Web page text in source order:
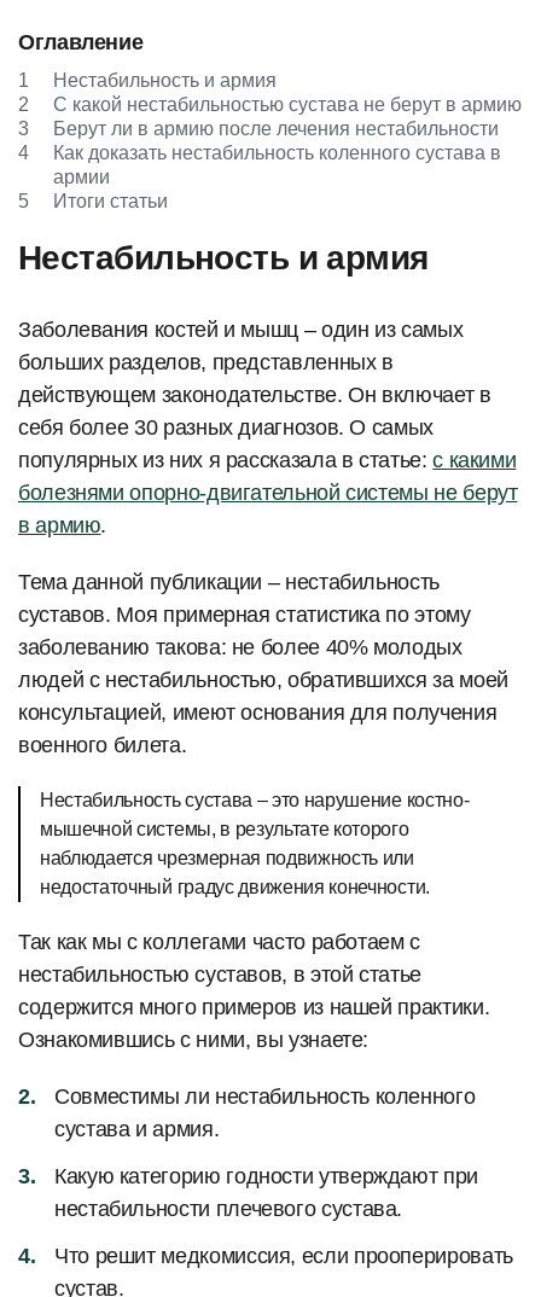
Оглавление
1
Нестабильность и армия
2
С какой нестабильностью сустава не берут в армию
3
Берут ли в армию после лечения нестабильности
4
Как доказать нестабильность коленного сустава в
армии
5
Итоги статьи
Нестабильность и армия
Заболевания костей и мышц – один из самых
больших разделов, представленных в
действующем законодательстве. Он включает в
себя более 30 разных диагнозов. О самых
популярных из них я рассказала в статье:с какими
болезнями опорно-двигательной системы не берут
в армию.
Тема данной публикации – нестабильность
суставов. Моя примерная статистика по этому
заболеванию такова: не более 40% молодых
людей с нестабильностью, обратившихся за моей
консультацией, имеют основания для получения
военного билета.
Нестабильность сустава – это нарушение костно-
мышечной системы, в результате которого
наблюдается чрезмерная подвижность или
недостаточный градус движения конечности.
Так как мы с коллегами часто работаем с
нестабильностью суставов, в этой статье
содержится много примеров из нашей практики.
Ознакомившись с ними, вы узнаете:
Совместимы ли нестабильность коленного
сустава и армия.
Какую категорию годности утверждают при
нестабильности плечевого сустава.
Что решит медкомиссия, если прооперировать
сустав.